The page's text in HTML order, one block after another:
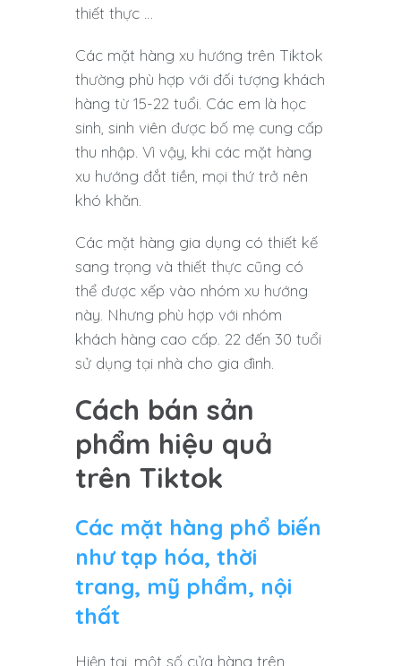
thiết thực …
Các mặt hàng xu hướng trên Tiktok
thường phù hợp với đối tượng khách
hàng từ 15-22 tuổi. Các em là học
sinh, sinh viên được bố mẹ cung cấp
thu nhập. Vì vậy, khi các mặt hàng
xu hướng đắt tiền, mọi thứ trở nên
khó khăn.
Các mặt hàng gia dụng có thiết kế
sang trọng và thiết thực cũng có
thể được xếp vào nhóm xu hướng
này. Nhưng phù hợp với nhóm
khách hàng cao cấp. 22 đến 30 tuổi
sử dụng tại nhà cho gia đình.
Cách bán sản
phẩm hiệu quả
trên Tiktok
Các mặt hàng phổ biến
như tạp hóa, thời
trang, mỹ phẩm, nội
thất
Hiện tại, một số cửa hàng trên